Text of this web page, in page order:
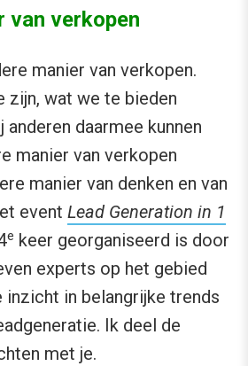
van verkopen
manier van verkopen.
zijn, wat we te bieden
anderen daarmee kunnen
manier van verkopen
manier van denken en van
event Lead Generation in 1
e keer georganiseerd is door
experts op het gebied
inzicht in belangrijke trends
Ik deel de
met je.